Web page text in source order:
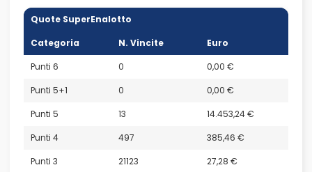
Quote SuperEnalotto
Categoria
N. Vincite
Euro
Punti 6
0
0,00 €
Punti 5+1
0
0,00 €
Punti 5
13
14.453,24 €
Punti 4
497
385,46 €
Punti 3
21123
27,28 €